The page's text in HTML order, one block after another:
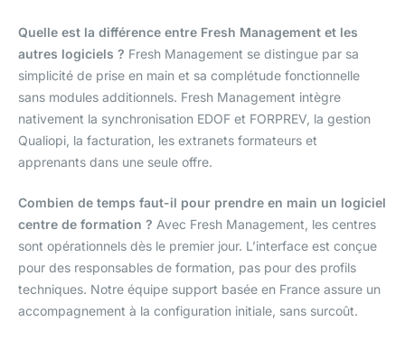
Quelle est la différence entre Fresh Management et les
autres logiciels ? Fresh Management se distingue par sa
simplicité de prise en main et sa complétude fonctionnelle
sans modules additionnels. Fresh Management intègre
nativement la synchronisation EDOF et FORPREV, la gestion
Qualiopi, la facturation, les extranets formateurs et
apprenants dans une seule offre.
Combien de temps faut-il pour prendre en main un logiciel
centre de formation ? Avec Fresh Management, les centres
sont opérationnels dès le premier jour. L’interface est conçue
pour des responsables de formation, pas pour des profils
techniques. Notre équipe support basée en France assure un
accompagnement à la configuration initiale, sans surcoût.